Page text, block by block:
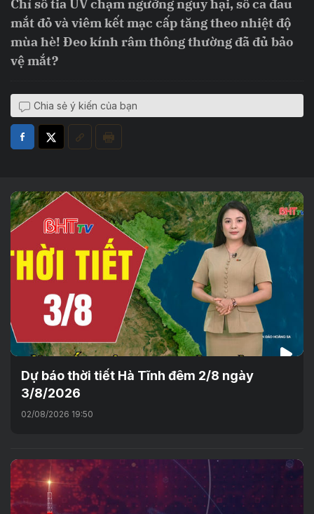
Chỉ số tia UV chạm ngưỡng nguy hại, số ca đau
mắt đỏ và viêm kết mạc cấp tăng theo nhiệt độ
mùa hè! Đeo kính râm thông thường đã đủ bảo
vệ mắt?
Chia sẻ ý kiến của bạn
Dự báo thời tiết Hà Tĩnh đêm 2/8 ngày
3/8/2026
02/08/2026 19:50